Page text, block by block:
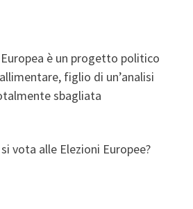
Europea è un progetto politico
figlio di un’analisi
sbagliata
vota alle Elezioni Europee?